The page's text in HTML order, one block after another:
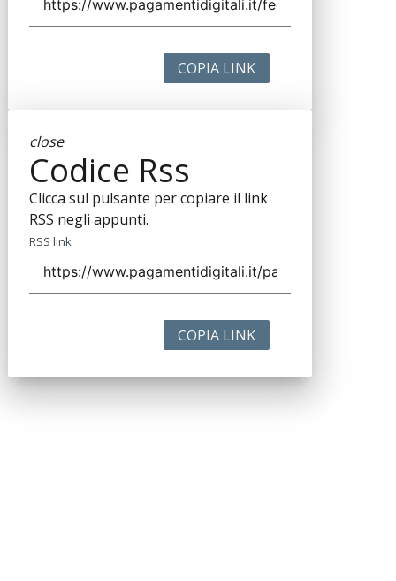
COPIA LINK
close
Codice Rss
Clicca sul pulsante per copiare il link
RSS negli appunti.
RSS link
COPIA LINK